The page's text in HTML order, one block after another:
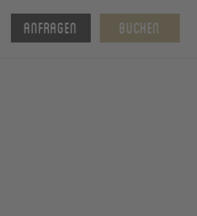
Anfragen Buchen